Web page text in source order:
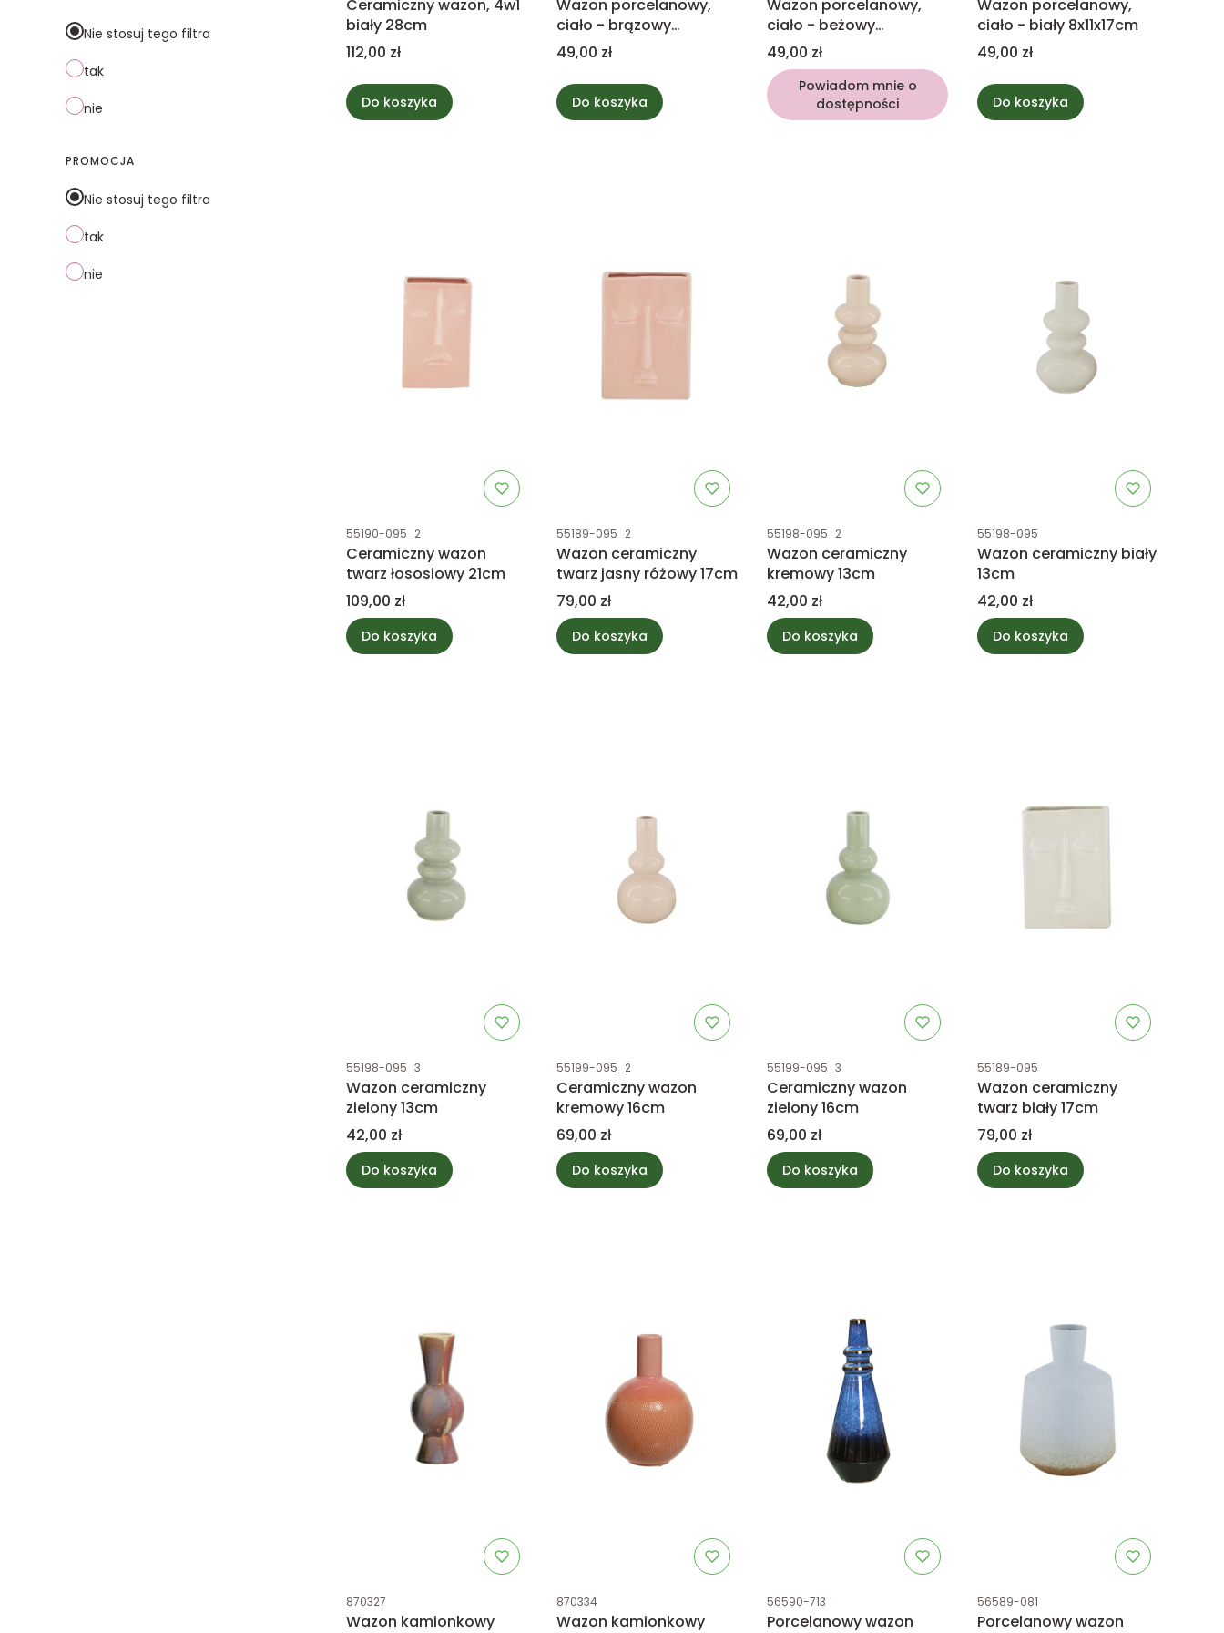
Nie stosuj tego filtra
tak
nie
PROMOCJA
Nie stosuj tego filtra
tak
nie
Ceramiczny wazon, 4w1
biały 28cm
Cena
112,00 zł
Do koszyka
Wazon porcelanowy,
ciało - brązowy
8x11x17cm
Cena
49,00 zł
Do koszyka
Wazon porcelanowy,
ciało - beżowy
8x11x17cm
Cena
49,00 zł
Powiadom mnie o
dostępności
Wazon porcelanowy,
ciało - biały 8x11x17cm
Cena
49,00 zł
Do koszyka
Kod produktu
55190-095_2
Ceramiczny wazon
twarz łososiowy 21cm
Cena
109,00 zł
Do koszyka
Kod produktu
55189-095_2
Wazon ceramiczny
twarz jasny różowy 17cm
Cena
79,00 zł
Do koszyka
Kod produktu
55198-095_2
Wazon ceramiczny
kremowy 13cm
Cena
42,00 zł
Do koszyka
Kod produktu
55198-095
Wazon ceramiczny biały
13cm
Cena
42,00 zł
Do koszyka
Kod produktu
55198-095_3
Wazon ceramiczny
zielony 13cm
Cena
42,00 zł
Do koszyka
Kod produktu
55199-095_2
Ceramiczny wazon
kremowy 16cm
Cena
69,00 zł
Do koszyka
Kod produktu
55199-095_3
Ceramiczny wazon
zielony 16cm
Cena
69,00 zł
Do koszyka
Kod produktu
55189-095
Wazon ceramiczny
twarz biały 17cm
Cena
79,00 zł
Do koszyka
Kod produktu
870327
Wazon kamionkowy
Kod produktu
870334
Wazon kamionkowy
Kod produktu
56590-713
Porcelanowy wazon
Kod produktu
56589-081
Porcelanowy wazon